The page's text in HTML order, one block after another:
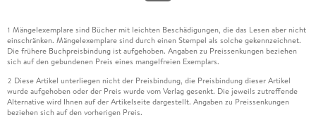
1 Mängelexemplare sind Bücher mit leichten Beschädigungen, die das Lesen aber nicht
einschränken. Mängelexemplare sind durch einen Stempel als solche gekennzeichnet.
Die frühere Buchpreisbindung ist aufgehoben. Angaben zu Preissenkungen beziehen
sich auf den gebundenen Preis eines mangelfreien Exemplars.
2 Diese Artikel unterliegen nicht der Preisbindung, die Preisbindung dieser Artikel
wurde aufgehoben oder der Preis wurde vom Verlag gesenkt. Die jeweils zutreffende
Alternative wird Ihnen auf der Artikelseite dargestellt. Angaben zu Preissenkungen
beziehen sich auf den vorherigen Preis.